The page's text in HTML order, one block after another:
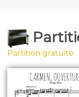
Partition gratuite